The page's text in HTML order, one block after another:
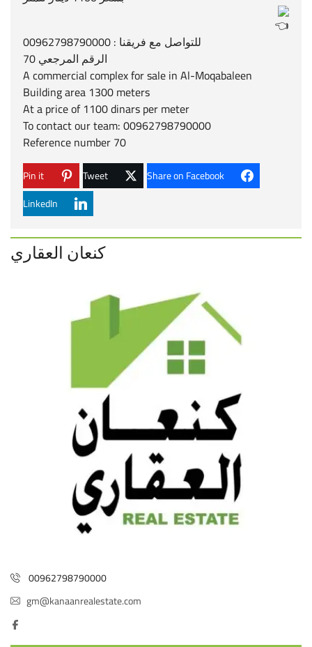
للتواصل مع فريقنا : 00962798790000
الرقم المرجعي 70
A commercial complex for sale in Al-Moqabaleen
Building area 1300 meters
At a price of 1100 dinars per meter
To contact our team: 00962798790000
Reference number 70
Share on Facebook
Tweet
Pin it
LinkedIn
كنعان العقاري
00962798790000
gm@kanaanrealestate.com